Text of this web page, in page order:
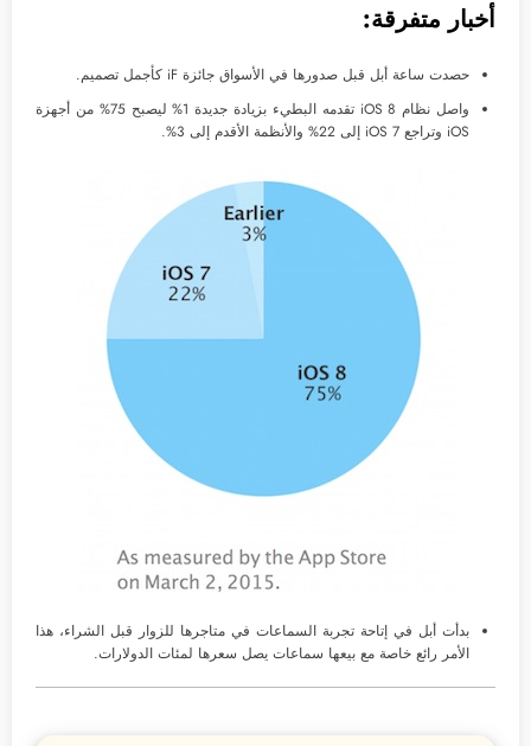
أخبار متفرقة:
حصدت ساعة أبل قبل صدورها في الأسواق جائزة iF كأجمل تصميم.
واصل نظام iOS 8 تقدمه البطيء بزيادة جديدة 1% ليصبح 75% من أجهزة
iOS وتراجع iOS 7 إلى 22% والأنظمة الأقدم إلى 3%.
بدأت أبل في إتاحة تجربة السماعات في متاجرها للزوار قبل الشراء، هذا
الأمر رائع خاصة مع بيعها سماعات يصل سعرها لمئات الدولارات.